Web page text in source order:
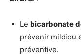
Le bicarbonate
prévenir mildiou
préventive.